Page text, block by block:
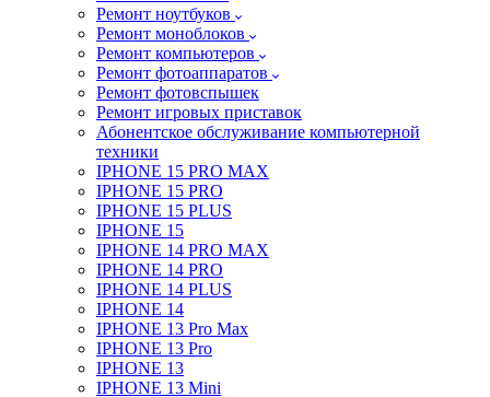
Ремонт ноутбуков
Ремонт моноблоков
Ремонт компьютеров
Ремонт фотоаппаратов
Ремонт фотовспышек
Ремонт игровых приставок
Абонентское обслуживание компьютерной
техники
IPHONE 15 PRO MAX
IPHONE 15 PRO
IPHONE 15 PLUS
IPHONE 15
IPHONE 14 PRO MAX
IPHONE 14 PRO
IPHONE 14 PLUS
IPHONE 14
IPHONE 13 Pro Max
IPHONE 13 Pro
IPHONE 13
IPHONE 13 Mini